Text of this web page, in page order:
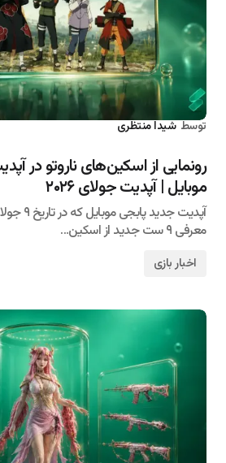
توسط شیدا منتظری
رونمایی از اسکین‌های ناروتو در
موبایل | آپدیت جولای ۲۰۲۶
آپدیت
معرفی ۹ ست جدید از اسکین…
اخبار بازی